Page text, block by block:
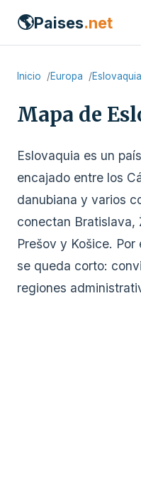
🌎Paises.net
Inicio Europa Eslovaquia
Mapa de
Eslovaquia es un
encajado entre los
danubiana y varios
conectan Bratislava,
Prešov y Košice.
se queda corto:
regiones